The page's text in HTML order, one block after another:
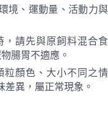
境、運動量、活動力與
，請先與原飼料混合食
腸胃不適應。
粒顏色、大小不同之情
異，屬正常現象。